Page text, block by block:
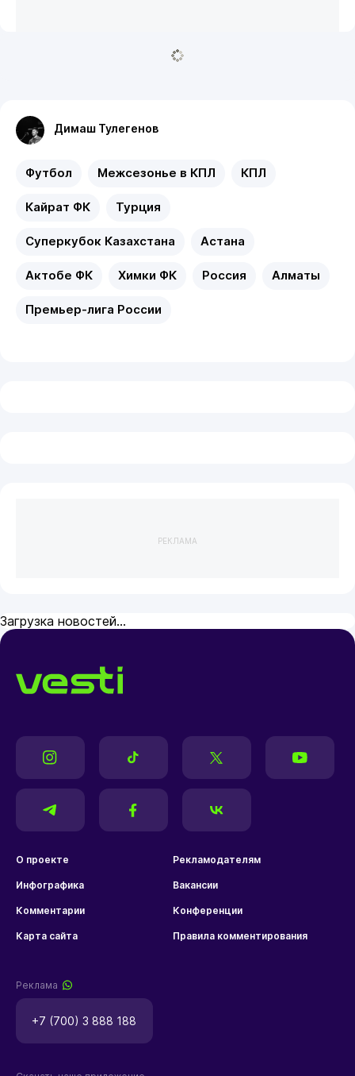
Димаш Тулегенов
Футбол Межсезонье в КПЛ КПЛ
Кайрат ФК Турция
Суперкубок Казахстана Астана
Актобе ФК Химки ФК Россия Алматы
Премьер-лига России
РЕКЛАМА
Сенсацией-разгромом
АПЛ
Комментарии
©ФК "Челси"
Лондонский "Челси"потерпел
унизительное поражение в матче
25-го тура
английской премьер-лиги
"Брайтоном"
Встреча завершилась со счетом 3:0 в
пользу хозяев поля. На 27-й минуте